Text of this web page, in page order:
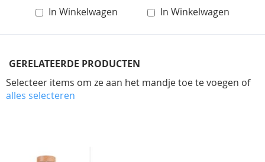
In Winkelwagen In Winkelwagen
GERELATEERDE PRODUCTEN
Selecteer items om ze aan het mandje toe te voegen of
alles selecteren